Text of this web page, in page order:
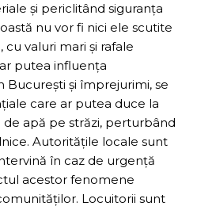
și periclitând siguranța
nu vor fi nici ele scutite
valuri mari și rafale
putea influența
București și împrejurimi, se
care ar putea duce la
apă pe străzi, perturbând
Autoritățile locale sunt
în caz de urgență
acestor fenomene
Locuitorii sunt